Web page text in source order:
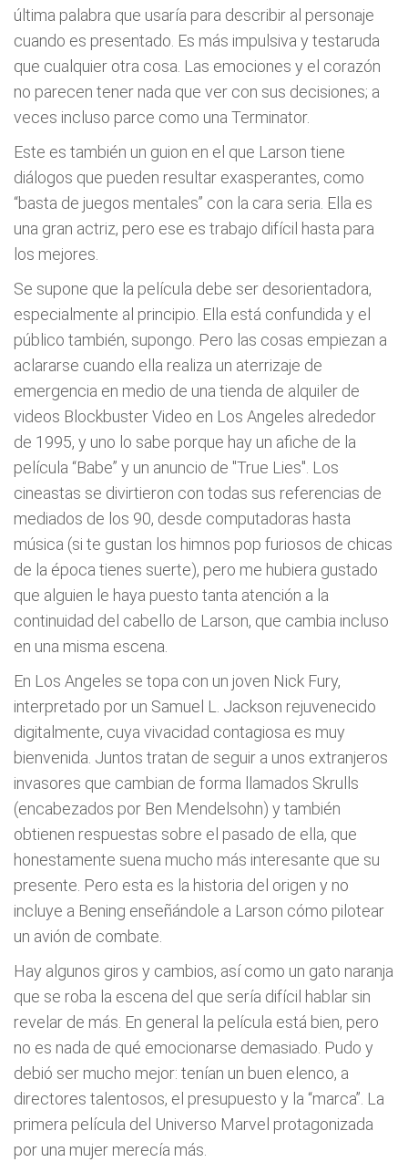
última palabra que usaría para describir al personaje
cuando es presentado. Es más impulsiva y testaruda
que cualquier otra cosa. Las emociones y el corazón
no parecen tener nada que ver con sus decisiones; a
veces incluso parce como una Terminator.
Este es también un guion en el que Larson tiene
diálogos que pueden resultar exasperantes, como
“basta de juegos mentales” con la cara seria. Ella es
una gran actriz, pero ese es trabajo difícil hasta para
los mejores.
Se supone que la película debe ser desorientadora,
especialmente al principio. Ella está confundida y el
público también, supongo. Pero las cosas empiezan a
aclararse cuando ella realiza un aterrizaje de
emergencia en medio de una tienda de alquiler de
videos Blockbuster Video en Los Angeles alrededor
de 1995, y uno lo sabe porque hay un afiche de la
película “Babe” y un anuncio de "True Lies". Los
cineastas se divirtieron con todas sus referencias de
mediados de los 90, desde computadoras hasta
música (si te gustan los himnos pop furiosos de chicas
de la época tienes suerte), pero me hubiera gustado
que alguien le haya puesto tanta atención a la
continuidad del cabello de Larson, que cambia incluso
en una misma escena.
En Los Angeles se topa con un joven Nick Fury,
interpretado por un Samuel L. Jackson rejuvenecido
digitalmente, cuya vivacidad contagiosa es muy
bienvenida. Juntos tratan de seguir a unos extranjeros
invasores que cambian de forma llamados Skrulls
(encabezados por Ben Mendelsohn) y también
obtienen respuestas sobre el pasado de ella, que
honestamente suena mucho más interesante que su
presente. Pero esta es la historia del origen y no
incluye a Bening enseñándole a Larson cómo pilotear
un avión de combate.
Hay algunos giros y cambios, así como un gato naranja
que se roba la escena del que sería difícil hablar sin
revelar de más. En general la película está bien, pero
no es nada de qué emocionarse demasiado. Pudo y
debió ser mucho mejor: tenían un buen elenco, a
directores talentosos, el presupuesto y la “marca”. La
primera película del Universo Marvel protagonizada
por una mujer merecía más.